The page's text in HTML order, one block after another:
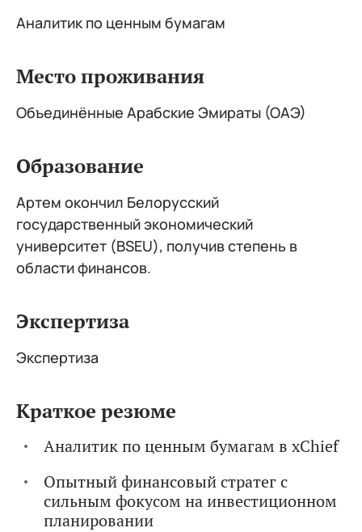
Аналитик по ценным бумагам
Место проживания
Объединённые Арабские Эмираты (ОАЭ)
Образование
Артем окончил Белорусский
государственный экономический
университет (BSEU), получив степень в
области финансов.
Экспертиза
Экспертиза
Краткое резюме
Аналитик по ценным бумагам в xChief
Опытный финансовый стратег с
сильным фокусом на инвестиционном
планировании